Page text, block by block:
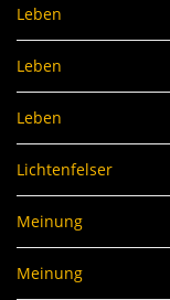
Leben
Leben
Leben
Lichtenfelser
Meinung
Meinung